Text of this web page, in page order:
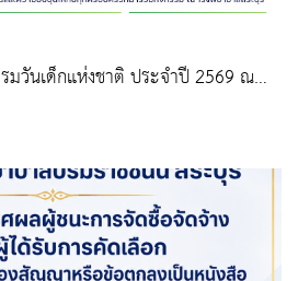
วันเด็กแห่งชาติ ประจำปี 2569 ณ